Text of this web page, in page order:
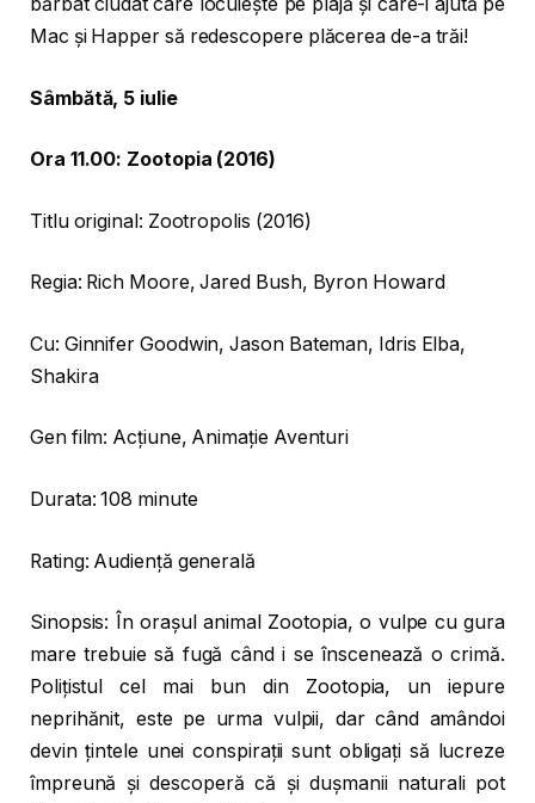
Mac și Happer să redescopere plăcerea de-a trăi!
Sâmbătă, 5 iulie
Ora 11.00: Zootopia (2016)
Titlu original: Zootropolis (2016)
Regia: Rich Moore, Jared Bush, Byron Howard
Cu: Ginnifer Goodwin, Jason Bateman, Idris Elba,
Shakira
Gen film: Acţiune, Animaţie Aventuri
Durata: 108 minute
Rating: Audiență generală
Sinopsis: În orașul animal Zootopia, o vulpe cu gura
mare trebuie să fugă când i se înscenează o crimă.
Polițistul cel mai bun din Zootopia, un iepure
neprihănit, este pe urma vulpii, dar când amândoi
devin țintele unei conspirații sunt obligați să lucreze
împreună și descoperă că și dușmanii naturali pot